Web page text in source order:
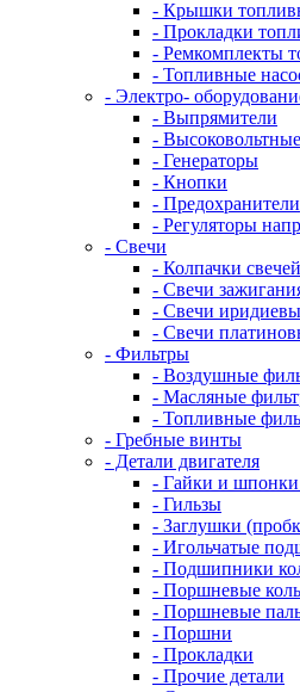
- Крышки
- Прокладки
- Ремкомплекты
- Топливные
- Электро-
- Выпрямители
-
- Генераторы
- Кнопки
- Предохранители
- Регуляторы
- Свечи
- Колпачки свечей
- Свечи
- Свечи
- Свечи
- Фильтры
- Воздушные
- Масляные
- Топливные
- Гребные винты
- Детали двигателя
- Гайки и шпонки
- Гильзы
- Заглушки
- Игольчатые
- Подшипники
- Поршневые
- Поршневые
- Поршни
- Прокладки
- Прочие детали